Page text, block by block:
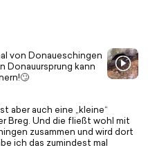
von Donaueschingen
Donauursprung kann
aber auch eine „kleine“
Breg. Und die fließt wohl mit
zusammen und wird dort
ich das zumindest mal